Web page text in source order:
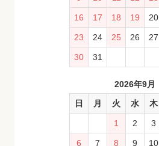
16 17 18 19 20
23 24 25 26 27
30 31
2026年9月
日
月 火 水 木
1 2 3
6 7 8 9 10